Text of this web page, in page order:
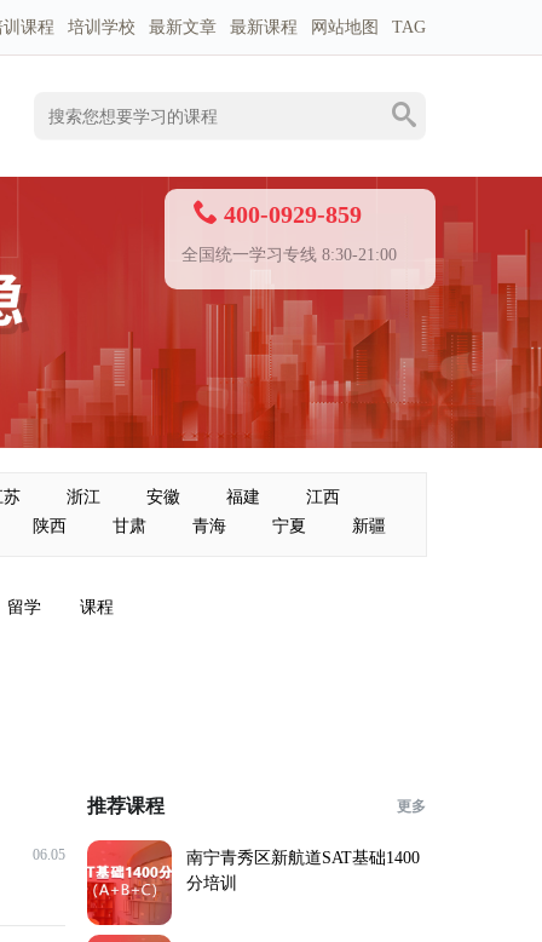
训课程 培训学校 最新文章 最新课程 网站地图 TAG
400-0929-859
全国统一学习专线 8:30-21:00
苏 浙江 安徽 福建
江西
陕西 甘肃 青海 宁夏 新疆
留学 课程
06.05
推荐课程 更多
南宁青秀区新航道SAT基础1400
分培训